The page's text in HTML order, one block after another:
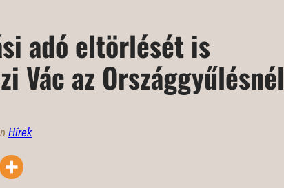
adó eltörlését is
Vác az Országgyűlésnél
Hírek